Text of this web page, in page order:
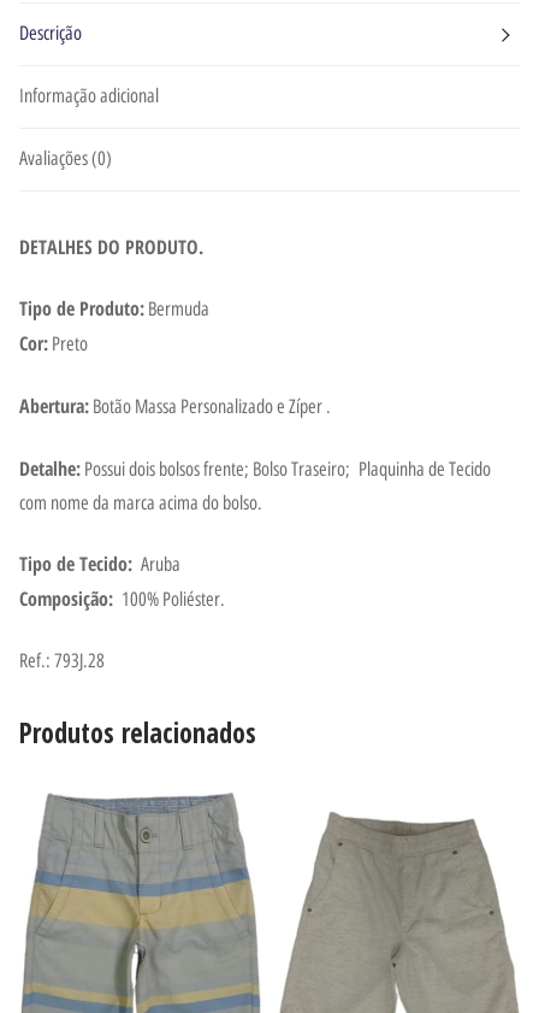
Descrição
Informação adicional
Avaliações (0)
DETALHES DO PRODUTO.
Tipo de Produto: Bermuda
Cor: Preto
Abertura: Botão Massa Personalizado e Zíper .
Detalhe: Possui dois bolsos frente; Bolso Traseiro; Plaquinha de Tecido
com nome da marca acima do bolso.
Tipo de Tecido: Aruba
Composição: 100% Poliéster.
Ref.: 793J.28
Produtos relacionados